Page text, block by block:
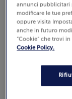
annunci pubblicitari
modificare le tue
oppure visita
anche in futuro
“Cookie” che trovi
Cookie Policy.